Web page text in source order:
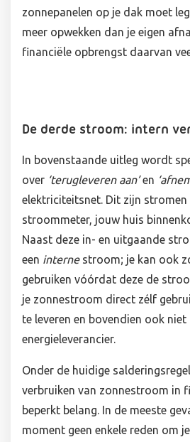
zonnepanelen op je dak moet
meer opwekken dan je eigen
financiële opbrengst daarvan
De derde stroom: intern
In bovenstaande uitleg wordt
over ‘terugleveren aan’en
elektriciteitsnet. Dit zijn stromen
stroommeter, jouw huis
Naast deze in- en uitgaande
een internestroom; je kan ook
gebruiken vóórdat deze de
je zonnestroom direct zélf
te leveren en bovendien ook
energieleverancier.
Onder de huidige
verbruiken van zonnestroom in
beperkt belang. In de meeste
moment geen enkele reden om